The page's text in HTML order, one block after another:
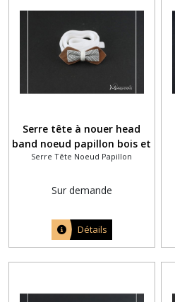
Serre tête à nouer head
band noeud papillon bois et
tissu gris à motifs blanc
Serre Tête Noeud Papillon
Sur demande
Détails